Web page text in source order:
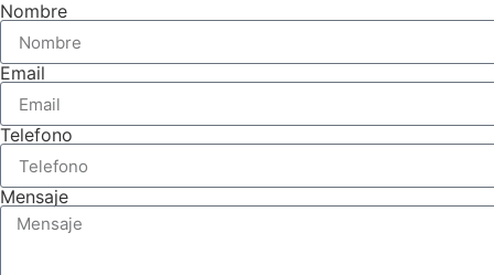
Nombre
Email
Telefono
Mensaje